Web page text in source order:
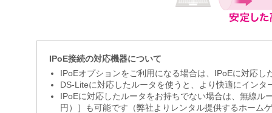
IPoE接続の対応機器について
IPoEオプションをご利用になる場合は、IPoEに対応し
DS-Liteに対応したルータを使うと、より快適にイン
IPoEに対応したルータをお持ちでない場合は、無線
円）］も可能です（弊社よりレンタル提供するホー